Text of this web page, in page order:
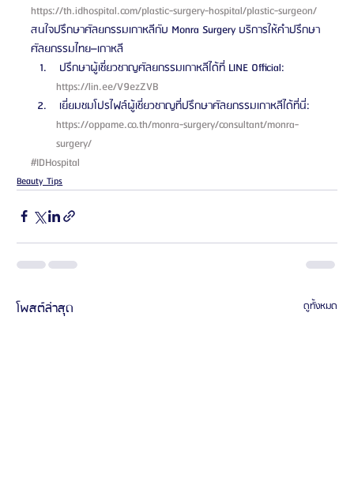
https://th.idhospital.com/plastic-surgery-hospital/plastic-surgeon/
สนใจปรึกษาศัลยกรรมเกาหลีกับ Monra Surgery บริการให้คำปรึกษา
ศัลยกรรมไทย–เกาหลี
ปรึกษาผู้เชี่ยวชาญศัลยกรรมเกาหลีได้ที่ LINE Official:
https://lin.ee/V9ezZVB
เยี่ยมชมโปรไฟล์ผู้เชี่ยวชาญที่ปรึกษาศัลยกรรมเกาหลีได้ที่นี่:
https://oppame.co.th/monra-surgery/consultant/monra-
surgery/
#IDHospital
Beauty Tips
โพสต์ล่าสุด ดูทั้งหมด